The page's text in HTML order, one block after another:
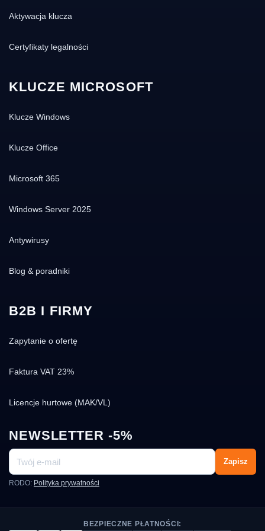
Aktywacja klucza
Certyfikaty legalności
KLUCZE MICROSOFT
Klucze Windows
Klucze Office
Microsoft 365
Windows Server 2025
Antywirusy
Blog & poradniki
B2B I FIRMY
Zapytanie o ofertę
Faktura VAT 23%
Licencje hurtowe (MAK/VL)
NEWSLETTER -5%
Zapisz
RODO: Polityka prywatności
BEZPIECZNE PŁATNOŚCI: